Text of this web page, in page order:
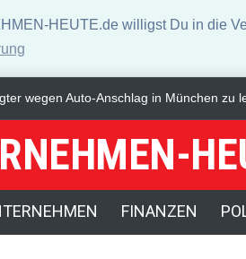
HEUTE.de willigst Du in die
wegen Auto-Anschlag in München zu
FINANZEN